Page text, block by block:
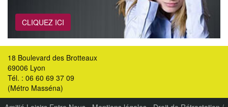
CLIQUEZ ICI
18 Boulevard des Brotteaux
69006 Lyon
Tél. : 06 60 69 37 09
(Métro Masséna)